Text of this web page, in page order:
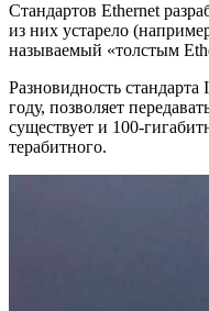
Стандартов Ethernet
из них устарело
называемый «толстым
Разновидность стандарта
году, позволяет
существует и 100-
терабитного.